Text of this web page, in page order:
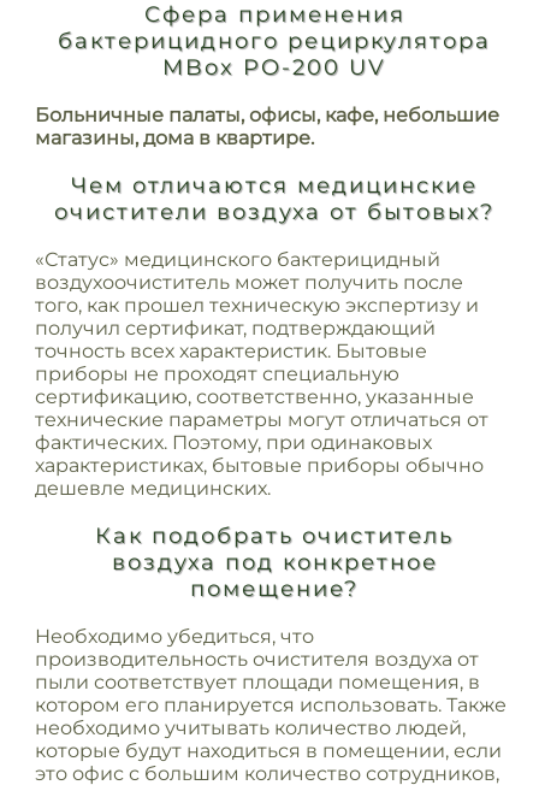
Сфера применения
бактерицидного рециркулятора
MBox PO-200 UV
Больничные палаты, офисы, кафе, небольшие
магазины, дома в квартире.
Чем отличаются медицинские
очистители воздуха от бытовых?
«Статус» медицинского бактерицидный
воздухоочиститель может получить после
того, как прошел техническую экспертизу и
получил сертификат, подтверждающий
точность всех характеристик. Бытовые
приборы не проходят специальную
сертификацию, соответственно, указанные
технические параметры могут отличаться от
фактических. Поэтому, при одинаковых
характеристиках, бытовые приборы обычно
дешевле медицинских.
Как подобрать очиститель
воздуха под конкретное
помещение?
Необходимо убедиться, что
производительность очистителя воздуха от
пыли соответствует площади помещения, в
котором его планируется использовать. Также
необходимо учитывать количество людей,
которые будут находиться в помещении, если
это офис с большим количество сотрудников,